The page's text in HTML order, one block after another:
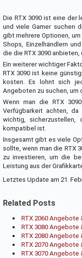
Die RTX 3090 ist eine der
und viele Gamer suchen
gibt mehrere Optionen,
Shops, Einzelhändlern
die die RTX 3090
Ein weiterer wichtiger
RTX 3090 ist keine
kosten. Es lohnt sich
Angeboten zu suchen, um
Wenn man die RTX
Verfügbarkeit achten,
wichtig,
kompatibel ist.
Insgesamt gibt es viele
sollte, wenn man die RTX
zu investieren, um die
Leistung aus der
Letztes Update am 21.
Related Posts
RTX 2060 Angebote
RTX 3080 Angebote
RTX 2080 Angebote
RTX 2070 Angebote
RTX 3070 Angebote